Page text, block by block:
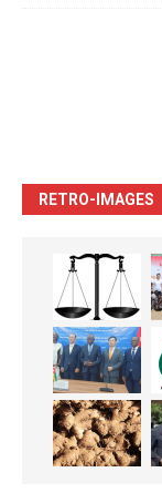
RETRO-IMAGES